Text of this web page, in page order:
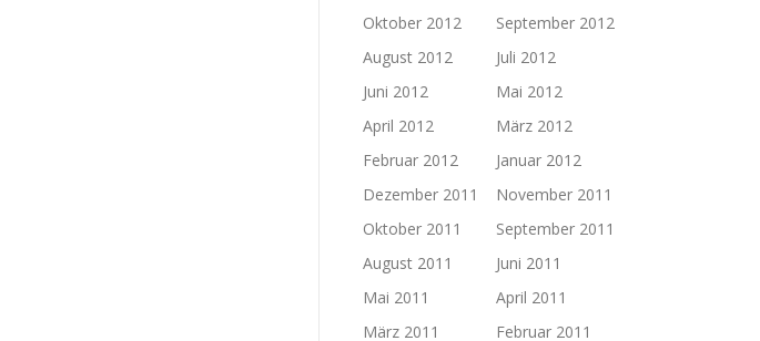
Oktober 2012
September 2012
August 2012
Juli 2012
Juni 2012
Mai 2012
April 2012
März 2012
Februar 2012
Januar 2012
Dezember 2011
November 2011
Oktober 2011
September 2011
August 2011
Juni 2011
Mai 2011
April 2011
März 2011
Februar 2011